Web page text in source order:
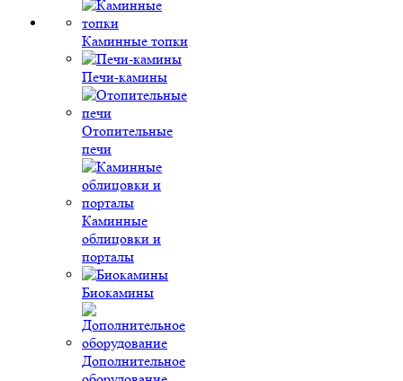
Каминные топки
Печи-камины
Отопительные
печи
Каминные
облицовки и
порталы
Биокамины
Дополнительное